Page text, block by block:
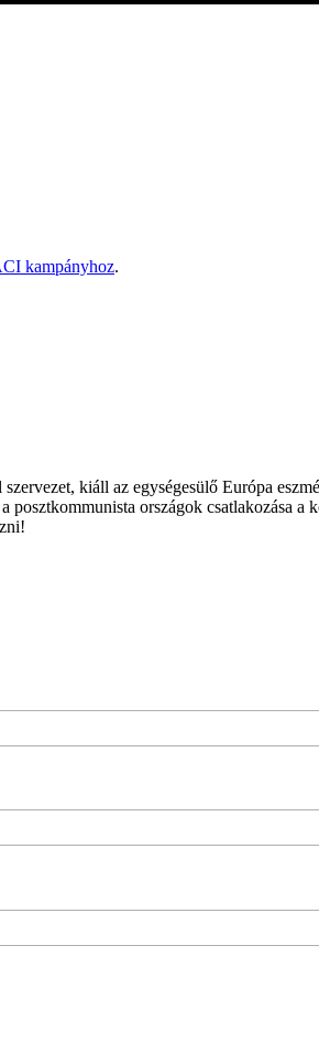
kampányhoz.
kiáll az egységesülő Európa
országok csatlakozása